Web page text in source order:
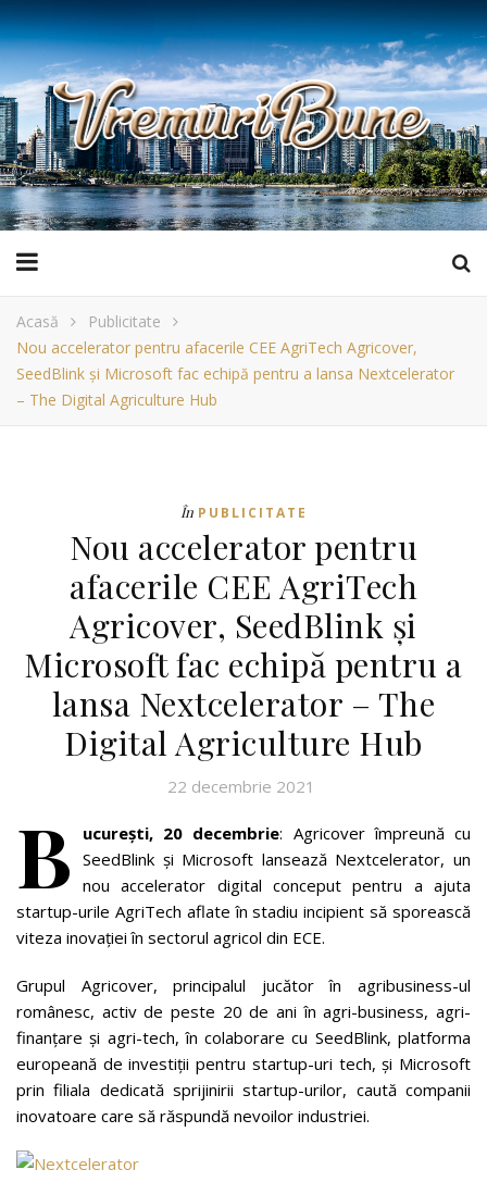
Acasă
Publicitate
Nou accelerator pentru afacerile CEE AgriTech Agricover,
SeedBlink și Microsoft fac echipă pentru a lansa Nextcelerator
– The Digital Agriculture Hub
În PUBLICITATE
Nou accelerator pentru
afacerile CEE AgriTech
Agricover, SeedBlink și
Microsoft fac echipă pentru a
lansa Nextcelerator – The
Digital Agriculture Hub
22 decembrie 2021
B ucurești, 20 decembrie: Agricover împreună cu
SeedBlink și Microsoft lansează Nextcelerator, un
nou accelerator digital conceput pentru a ajuta
startup-urile AgriTech aflate în stadiu incipient să sporească
viteza inovației în sectorul agricol din ECE.
Grupul Agricover, principalul jucător în agribusiness-ul
românesc, activ de peste 20 de ani în agri-business, agri-
finanțare și agri-tech, în colaborare cu SeedBlink, platforma
europeană de investiții pentru startup-uri tech, și Microsoft
prin filiala dedicată sprijinirii startup-urilor, caută companii
inovatoare care să răspundă nevoilor industriei.